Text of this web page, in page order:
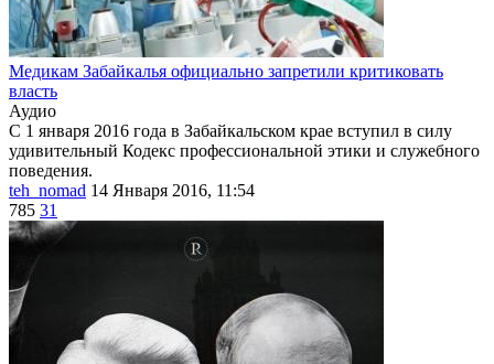
Медикам Забайкалья официально запретили критиковать
власть
Аудио
С 1 января 2016 года в Забайкальском крае вступил в силу
удивительный Кодекс профессиональной этики и служебного
поведения.
teh_nomad 14 Января 2016, 11:54
785 31